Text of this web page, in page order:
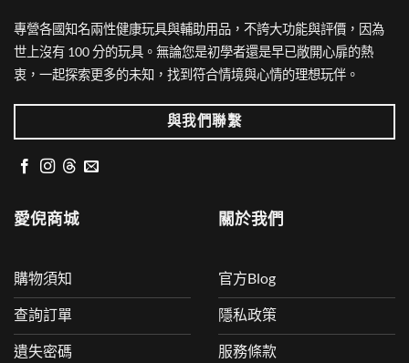
專營各國知名兩性健康玩具與輔助用品，不誇大功能與評價，因為
世上沒有 100 分的玩具。無論您是初學者還是早已敞開心扉的熱
衷，一起探索更多的未知，找到符合情境與心情的理想玩伴。
與我們聯繫
愛倪商城
購物須知
查詢訂單
遺失密碼
關於我們
官方Blog
隱私政策
服務條款